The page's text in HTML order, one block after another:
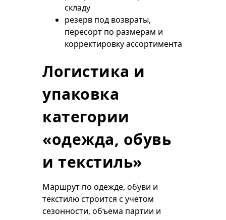
складу
резерв под возвраты,
пересорт по размерам и
корректировку ассортимента
Логистика и
упаковка
категории
«одежда, обувь
и текстиль»
Маршрут по одежде, обуви и
текстилю строится с учетом
сезонности, объема партии и